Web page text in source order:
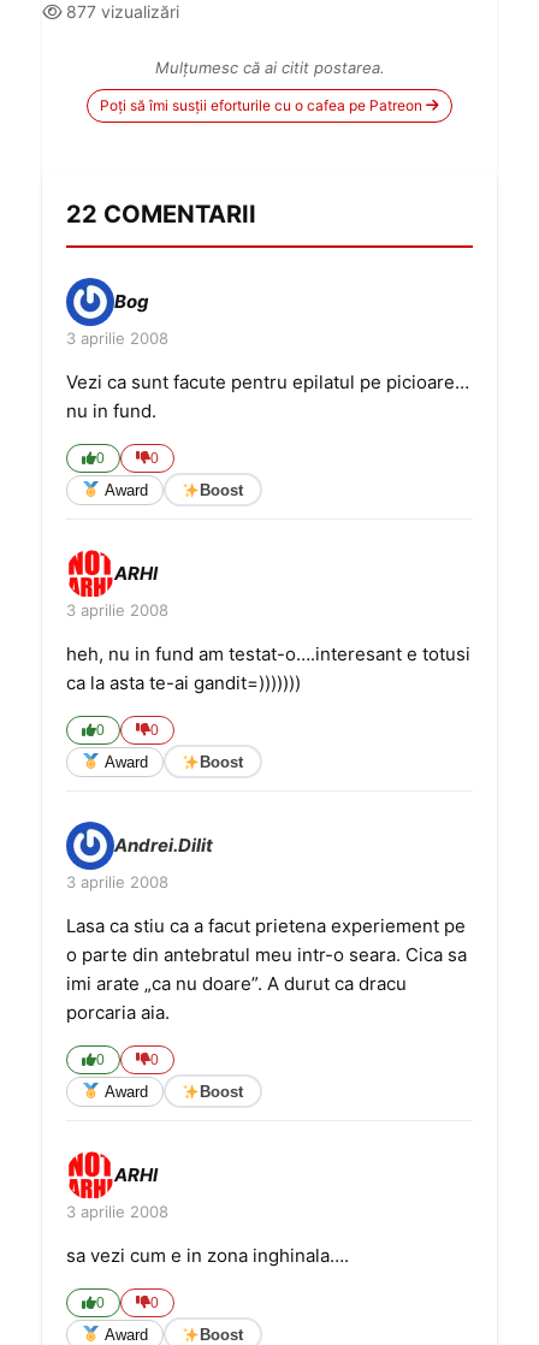
877 vizualizări
Mulțumesc că ai citit postarea.
Poți să îmi susții eforturile cu o cafea pe Patreon
22 COMENTARII
Bog
3 aprilie 2008
Vezi ca sunt facute pentru epilatul pe picioare…
nu in fund.
0 0
Award Boost
ARHI
3 aprilie 2008
heh, nu in fund am testat-o….interesant e totusi
ca la asta te-ai gandit=)))))))
0 0
Award Boost
Andrei.Dilit
3 aprilie 2008
Lasa ca stiu ca a facut prietena experiement pe
o parte din antebratul meu intr-o seara. Cica sa
imi arate „ca nu doare”. A durut ca dracu
porcaria aia.
0 0
Award Boost
ARHI
3 aprilie 2008
sa vezi cum e in zona inghinala….
0 0
Award Boost